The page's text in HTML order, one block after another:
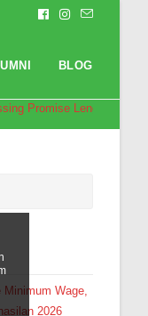
BLOG
Promise Lengkap
Minimum Wage,
2026